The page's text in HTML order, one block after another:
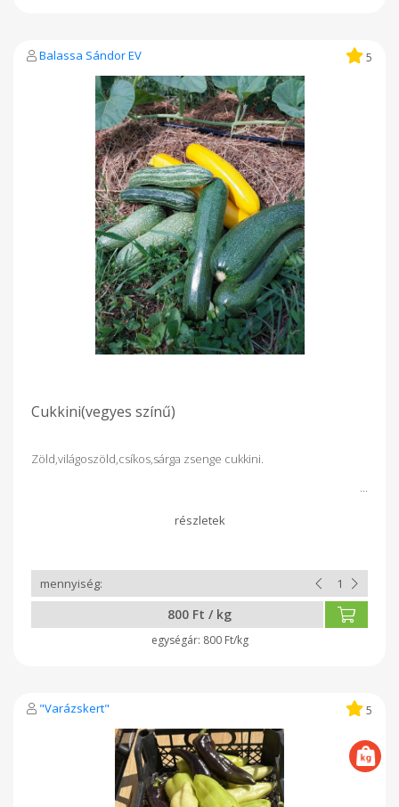
Balassa Sándor EV 5
Cukkini(vegyes színű)
Zöld,világoszöld,csíkos,sárga zsenge cukkini.
800 Ft / kg
800 Ft/kg
"Varázskert" 5